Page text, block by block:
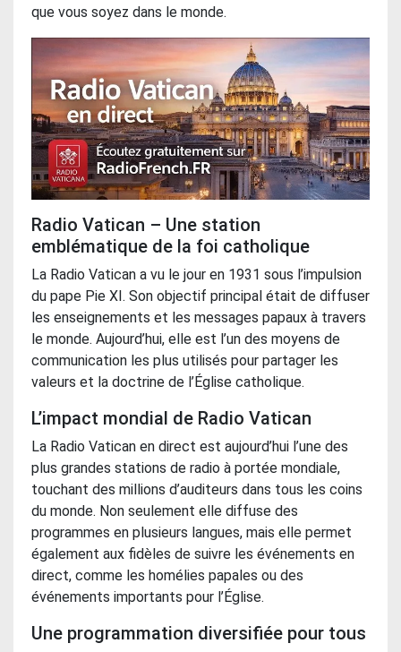
que vous soyez dans le monde.
Radio Vatican – Une station
emblématique de la foi catholique
La Radio Vatican a vu le jour en 1931 sous l’impulsion
du pape Pie XI. Son objectif principal était de diffuser
les enseignements et les messages papaux à travers
le monde. Aujourd’hui, elle est l’un des moyens de
communication les plus utilisés pour partager les
valeurs et la doctrine de l’Église catholique.
L’impact mondial de Radio Vatican
La Radio Vatican en direct est aujourd’hui l’une des
plus grandes stations de radio à portée mondiale,
touchant des millions d’auditeurs dans tous les coins
du monde. Non seulement elle diffuse des
programmes en plusieurs langues, mais elle permet
également aux fidèles de suivre les événements en
direct, comme les homélies papales ou des
événements importants pour l’Église.
Une programmation diversifiée pour tous